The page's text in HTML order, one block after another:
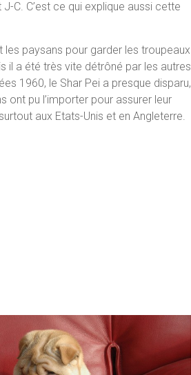
C. C’est ce qui explique aussi cette
paysans pour garder les troupeaux
il a été très vite détrôné par les autres
1960, le Shar Pei a presque disparu,
ont pu l’importer pour assurer leur
aux Etats-Unis et en Angleterre.